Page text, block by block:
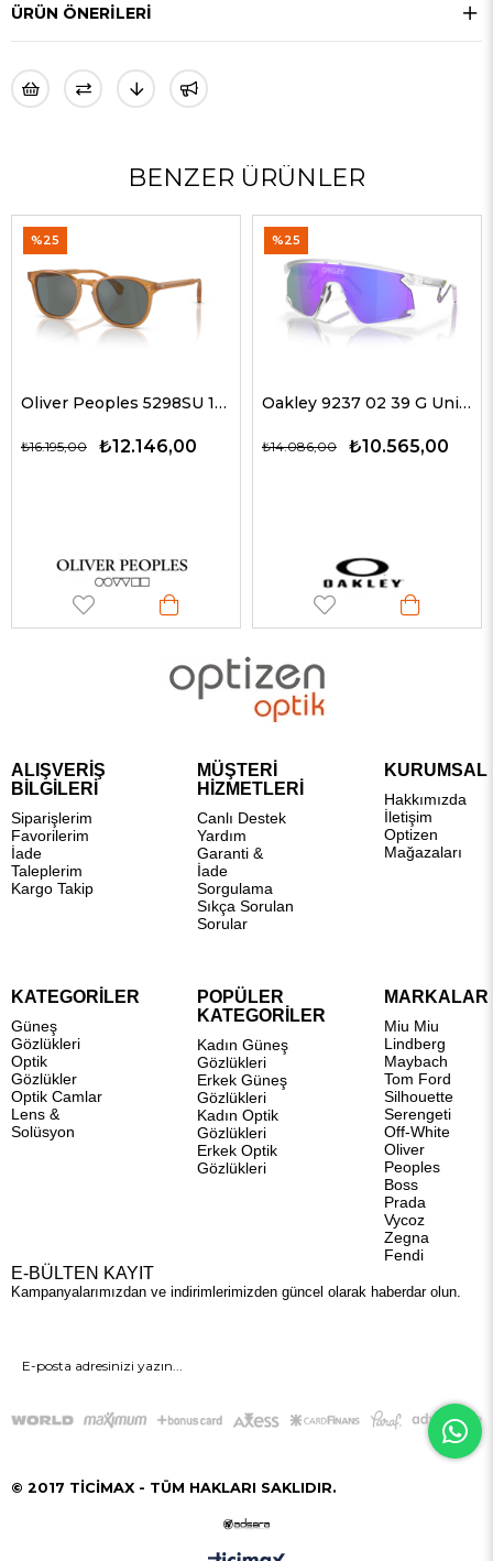
ÜRÜN ÖNERILERI
BENZER ÜRÜNLER
Oliver Peoples 5298SU 1578W5 51 G Unisex Güneş Gözlükleri
₺12.146,00
₺16.195,00
%25
Oakley 9237 02 39 G Unisex Güneş Gözlükleri
₺10.565,00
₺14.086,00
%25
ALIŞVERİŞ
BİLGİLERİ
Siparişlerim
Favorilerim
İade
Taleplerim
Kargo Takip
MÜŞTERİ
HİZMETLERİ
Canlı Destek
Yardım
Garanti &
İade
Sorgulama
Sıkça Sorulan
Sorular
KURUMSAL
Hakkımızda
İletişim
Optizen
Mağazaları
KATEGORİLER
Güneş
Gözlükleri
Optik
Gözlükler
Optik Camlar
Lens &
Solüsyon
POPÜLER
KATEGORİLER
Kadın Güneş
Gözlükleri
Erkek Güneş
Gözlükleri
Kadın Optik
Gözlükleri
Erkek Optik
Gözlükleri
MARKALAR
Miu Miu
Lindberg
Maybach
Tom Ford
Silhouette
Serengeti
Off-White
Oliver
Peoples
Boss
Prada
Vycoz
Zegna
Fendi
E-BÜLTEN KAYIT
Kampanyalarımızdan ve indirimlerimizden güncel olarak haberdar olun.
GÖNDER
© 2017 TİCİMAX - TÜM HAKLARI SAKLIDIR.